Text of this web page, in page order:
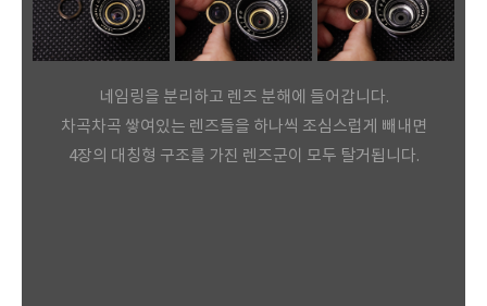
네임링을 분리하고 렌즈 분해에 들어갑니다.
차곡차곡 쌓여있는 렌즈들을 하나씩 조심스럽게 빼내면
4장의 대칭형 구조를 가진 렌즈군이 모두 탈거됩니다.